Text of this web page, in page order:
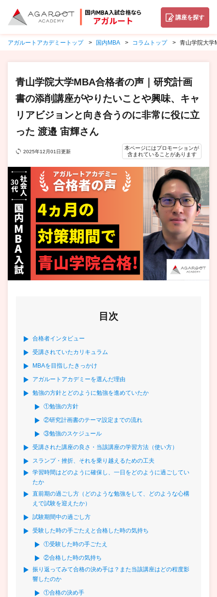
講座を探す
アガルートアカデミートップ 国内MBA コラムトップ 青山学院大学
青山学院大学MBA合格者の声｜研究計画
書の添削講座がやりたいことや興味、キャ
リアビジョンと向き合うのに非常に役に立
った 渡邉 宙輝さん
2025年12月01日更新
本ページにはプロモーションが
含まれていることがあります
目次
合格者インタビュー
受講されていたカリキュラム
MBAを目指したきっかけ
アガルートアカデミーを選んだ理由
勉強の方針とどのように勉強を進めていたか
①勉強の方針
②研究計画書のテーマ設定までの流れ
③勉強のスケジュール
受講された講座の良さ・当該講座の学習方法（使い方）
スランプ・挫折、それを乗り越えるための工夫
学習時間はどのように確保し、一日をどのように過ごしてい
たか
直前期の過ごし方（どのような勉強をして、どのような心構
えで試験を迎えたか）
試験期間中の過ごし方
受験した時の手ごたえと合格した時の気持ち
①受験した時の手ごたえ
②合格した時の気持ち
振り返ってみて合格の決め手は？また当該講座はどの程度影
響したのか
①合格の決め手